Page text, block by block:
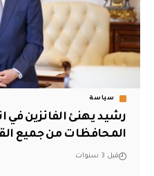
سياسة
رشيد يهنئ الفائزين في
المحافظات من جميع
قبل 3 سنوات